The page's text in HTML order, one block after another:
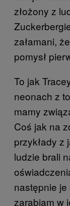
złożony z
załamani,
pomysł
To jak
neonach z
mamy
Coś jak na
przykłady z
ludzie brali
następnie
zarabiam w